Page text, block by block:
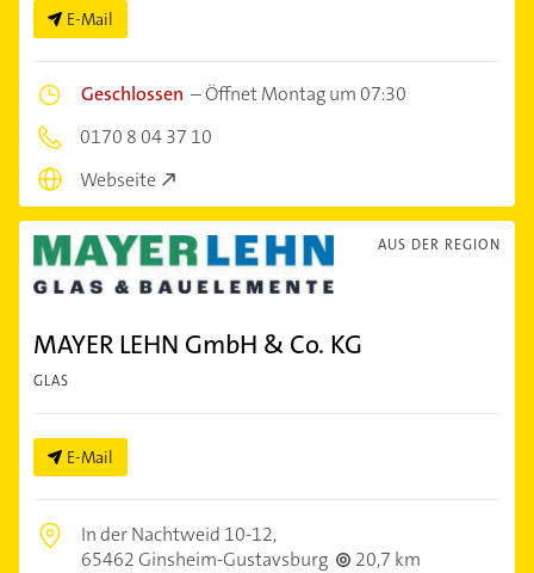
E-Mail
Geschlossen –Öffnet Montag um 07:30
0170 8 04 37 10
Webseite
AUS DER REGION
MAYER LEHN GmbH & Co. KG
GLAS
E-Mail
In der Nachtweid 10-12,
65462 Ginsheim-Gustavsburg
20,7 km